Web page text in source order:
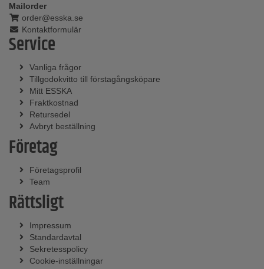
Mailorder
order@esska.se
Kontaktformulär
Service
Vanliga frågor
Tillgodokvitto till förstagångsköpare
Mitt ESSKA
Fraktkostnad
Retursedel
Avbryt beställning
Företag
Företagsprofil
Team
Rättsligt
Impressum
Standardavtal
Sekretesspolicy
Cookie-inställningar